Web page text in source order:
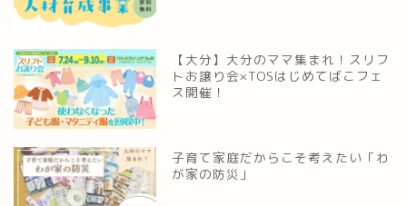
【大分】大分のママ集まれ！スリフ
トお譲り会×TOSはじめてばこフェ
ス開催！
子育て家庭だからこそ考えたい「わ
が家の防災」